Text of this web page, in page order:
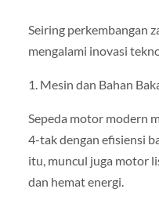
Seiring perkembangan
mengalami inovasi
1. Mesin dan Bahan
Sepeda motor modern
4-tak dengan efisiensi
itu, muncul juga motor
dan hemat energi.